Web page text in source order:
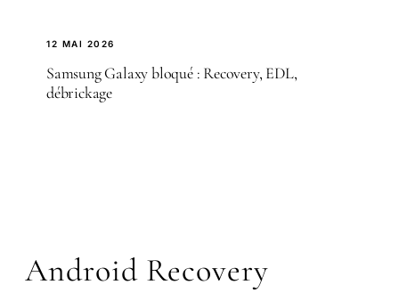
12 MAI 2026
Samsung Galaxy bloqué : Recovery, EDL,
débrickage
Android Recovery